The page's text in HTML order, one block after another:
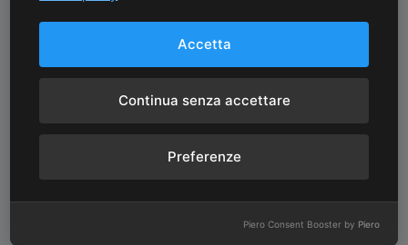
freschezza, avvolgendo il palato con eleganti note
agrumate e pietra focaia, su una trama minerale di
notevole spessore. Il finale è lungo e avvolgente.
Scopri tutti i vini diCave Mont Blanc
Specifiche Tecniche
Accetta
Continua senza accettare
Preferenze
Piero Consent Booster by Piero